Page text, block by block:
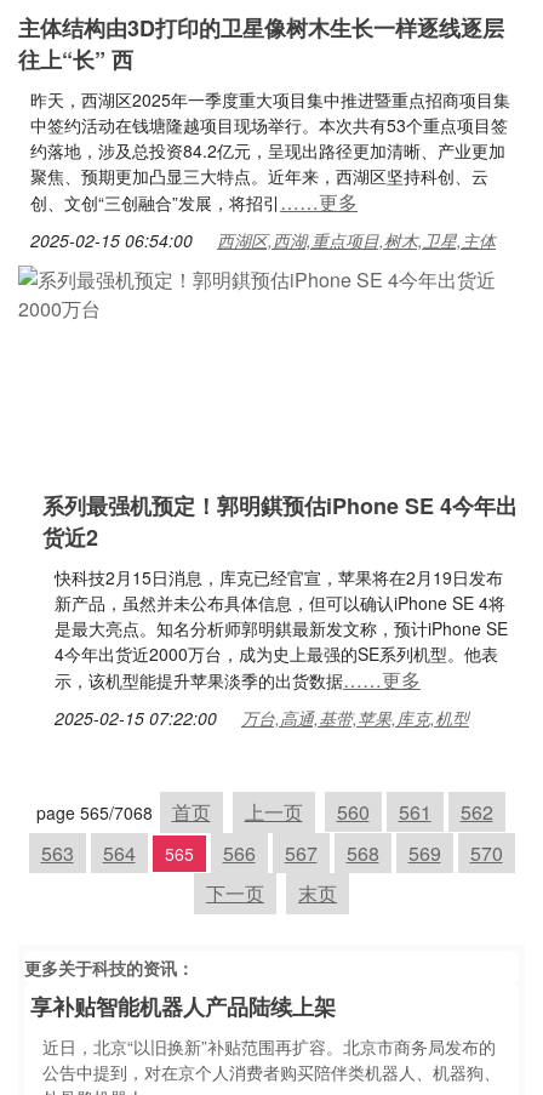
主体结构由3D打印的卫星像树木生长一样逐线逐层
往上“长” 西
昨天，西湖区2025年一季度重大项目集中推进暨重点招商项目集
中签约活动在钱塘隆越项目现场举行。本次共有53个重点项目签
约落地，涉及总投资84.2亿元，呈现出路径更加清晰、产业更加
聚焦、预期更加凸显三大特点。近年来，西湖区坚持科创、云
创、文创“三创融合”发展，将招引 ……更多
2025-02-15 06:54:00 西湖区,西湖,重点项目,树木,卫星,主体
系列最强机预定！郭明錤预估iPhone SE 4今年出
货近2
快科技2月15日消息，库克已经官宣，苹果将在2月19日发布
新产品，虽然并未公布具体信息，但可以确认iPhone SE 4将
是最大亮点。知名分析师郭明錤最新发文称，预计iPhone SE
4今年出货近2000万台，成为史上最强的SE系列机型。他表
示，该机型能提升苹果淡季的出货数据……更多
2025-02-15 07:22:00 万台,高通,基带,苹果,库克,机型
page 565/7068 首页 上一页 560 561
562
563
564 565 566 567 568 569
570
下一页
末页
更多关于科技的资讯：
享补贴智能机器人产品陆续上架
近日，北京“以旧换新”补贴范围再扩容。北京市商务局发布的
公告中提到，对在京个人消费者购买陪伴类机器人、机器狗、